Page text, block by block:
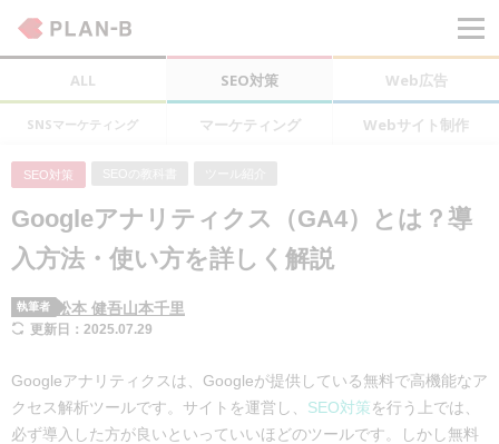
ALL SEO対策 Web広告
SNSマーケティング マーケティング Webサイト制作
SEO対策
Googleアナリティクス（GA4）とは？導
入方法・使い方を詳しく解説
執筆者 松本 健吾山本千里
更新日：2025.07.29
Googleアナリティクスは、Googleが提供している無料で高機能なア
クセス解析ツールです。サイトを運営し、 SEO対策を行う上では、
必ず導入した方が良いといっていいほどのツールです。しかし無料